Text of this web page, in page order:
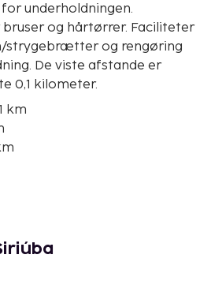
underholdningen.
og hårtørrer. Faciliteter
strygebrætter og rengøring
De viste afstande er
0,1 kilometer.
km